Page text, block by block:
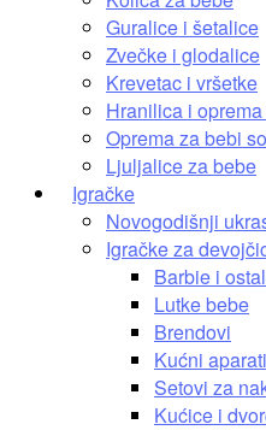
Guralice i šetalice
Zvečke i glodalice
Krevetac i vršetke
Hranilica i
Oprema za bebi
Ljuljalice za bebe
Igračke
Novogodišnji
Igračke za
Barbie i
Lutke bebe
Brendovi
Kućni
Setovi za
Kućice i